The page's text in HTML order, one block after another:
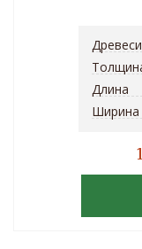
Длина
Ширина